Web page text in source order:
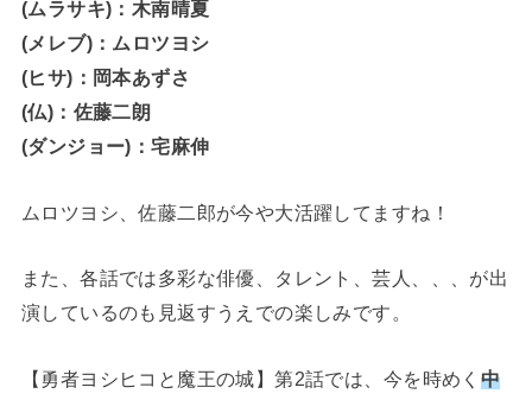
(ムラサキ)：木南晴夏
(メレブ)：ムロツヨシ
(ヒサ)：岡本あずさ
(仏)：佐藤二朗
(ダンジョー)：宅麻伸
ムロツヨシ、佐藤二郎が今や大活躍してますね！
また、各話では多彩な俳優、タレント、芸人、、、が出
演しているのも見返すうえでの楽しみです。
【勇者ヨシヒコと魔王の城】第2話では、今を時めく 中